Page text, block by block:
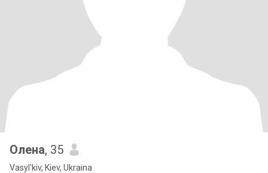
Олена, 35
Vasyl'kiv, Kiev, Ukraina